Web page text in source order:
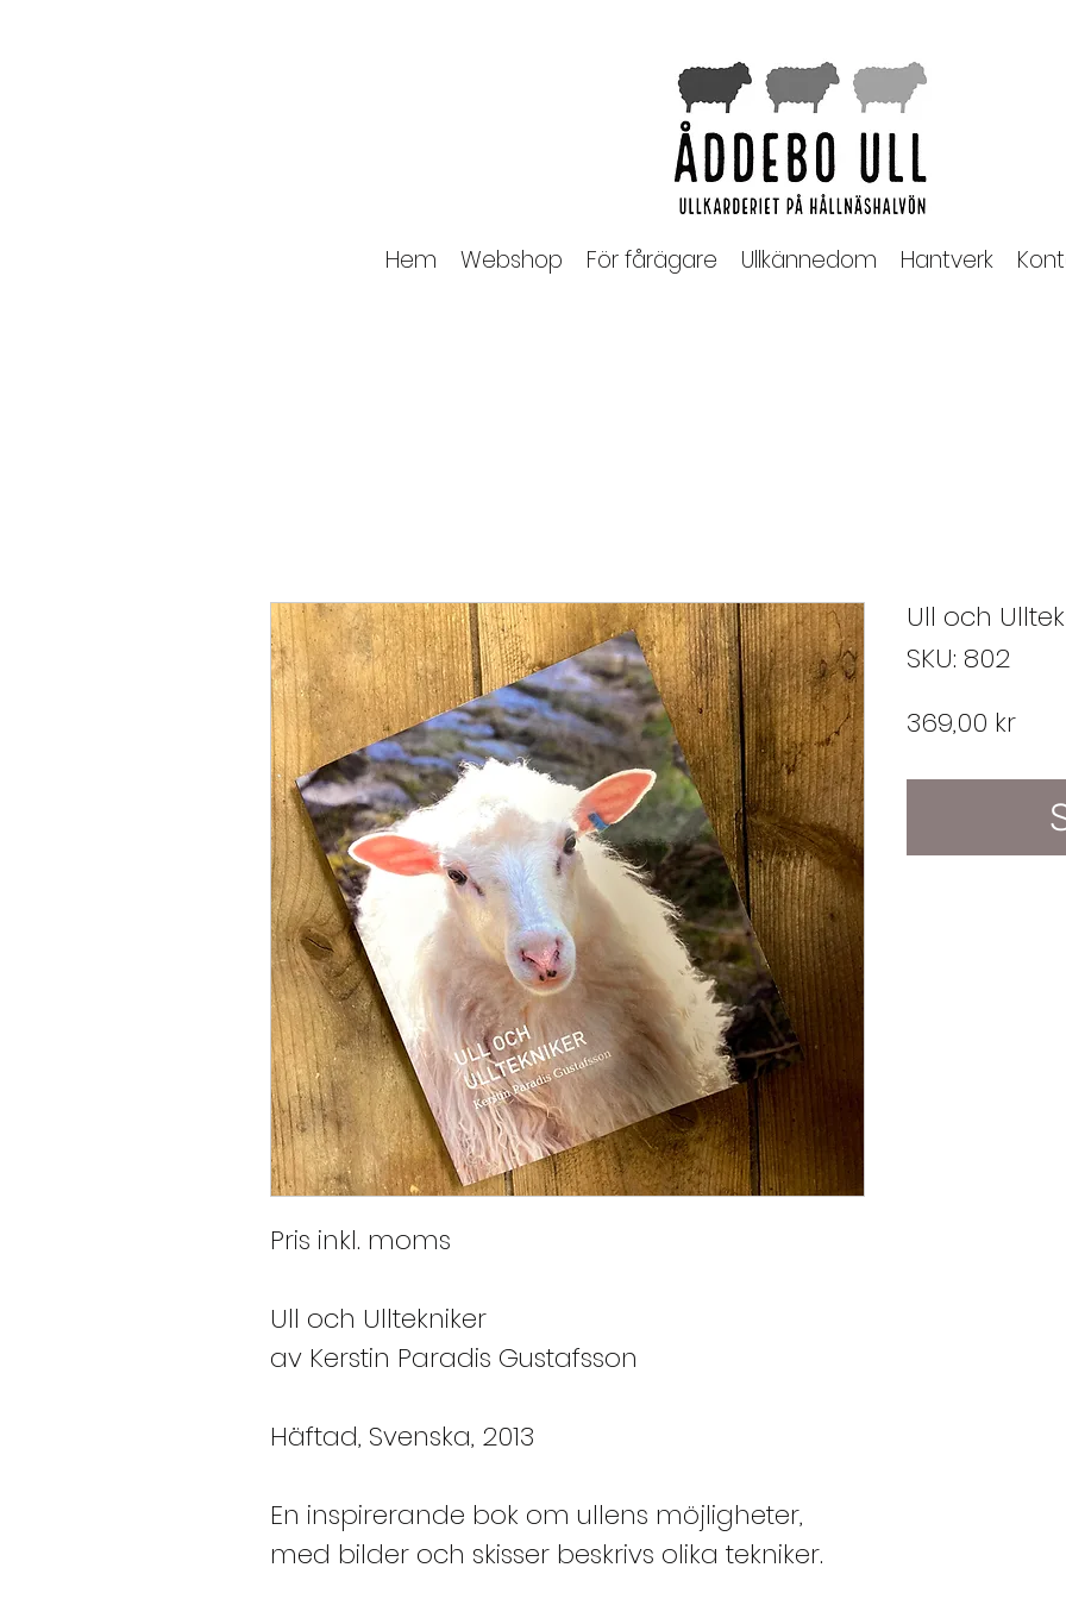
Hem Webshop För fårägare Ullkännedom Hantverk
Pris inkl. moms
Ull och Ulltekniker
av Kerstin Paradis Gustafsson
Häftad, Svenska, 2013
En inspirerande bok om ullens möjligheter,
med bilder och skisser beskrivs olika tekniker.
Ull och
SKU: 802
369,00 krPris